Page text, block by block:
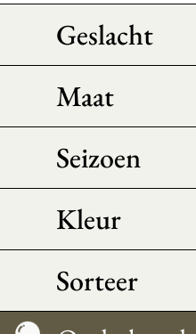
Geslacht
Maat
Seizoen
Kleur
Sorteer